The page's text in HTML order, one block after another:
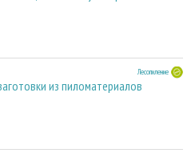
Лесопиление
из пиломатериалов